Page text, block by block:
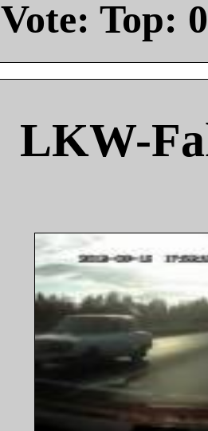
Vote: Top: 0
LKW-